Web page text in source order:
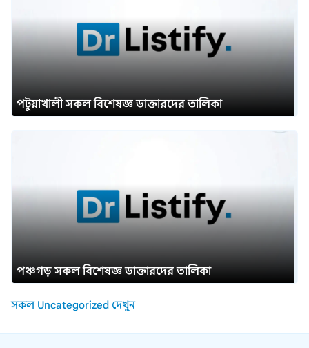
পটুয়াখালী সকল বিশেষজ্ঞ ডাক্তারদের তালিকা
পঞ্চগড় সকল বিশেষজ্ঞ ডাক্তারদের তালিকা
সকল Uncategorized দেখুন